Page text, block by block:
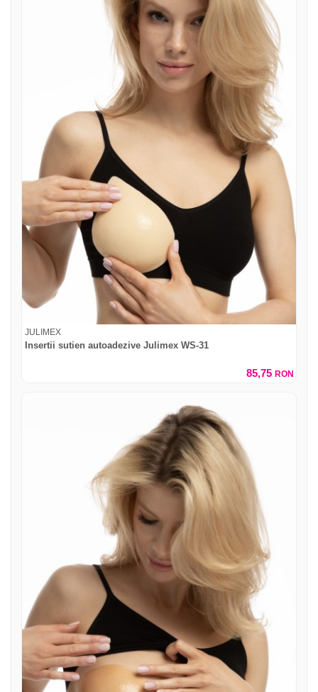
JULIMEX
Insertii sutien autoadezive Julimex WS-31
85,75 RON